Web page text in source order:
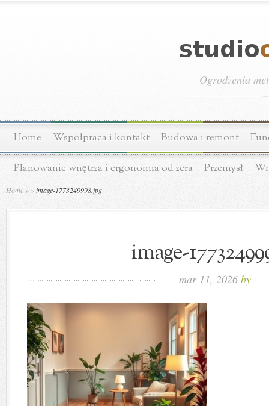
Ogrodzenia
Home Współpraca i kontakt Budowa i remont
Planowanie wnętrza i ergonomia od zera Przemysł
Home » »image-1773249998.jpg
image-
mar 11, 2026 by